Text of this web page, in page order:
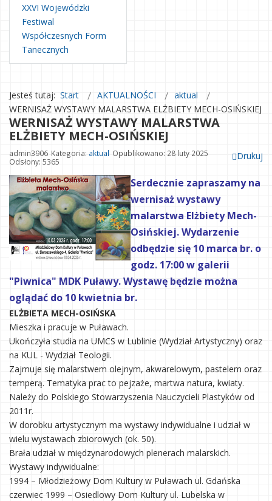
XXVI Wojewódzki
Festiwal
Współczesnych Form
Tanecznych
Jesteś tutaj: Start AKTUALNOŚCI
aktual
WERNISAŻ WYSTAWY MALARSTWA ELŻBIETY MECH-OSIŃSKIEJ
WERNISAŻ WYSTAWY MALARSTWA
ELŻBIETY MECH-OSIŃSKIEJ
Drukuj
admin3906 Kategoria: aktual Opublikowano: 28 luty 2025
Odsłony: 5365
Serdecznie zapraszamy na
wernisaż wystawy
malarstwa Elżbiety Mech-
Osińskiej. Wydarzenie
odbędzie się 10 marca br. o
godz. 17:00 w galerii
"Piwnica" MDK Puławy. Wystawę będzie można
oglądać do 10 kwietnia br.
ELŻBIETA MECH-OSIŃSKA
Mieszka i pracuje w Puławach.
Ukończyła studia na UMCS w Lublinie (Wydział Artystyczny) oraz
na KUL - Wydział Teologii.
Zajmuje się malarstwem olejnym, akwarelowym, pastelem oraz
temperą. Tematyka prac to pejzaże, martwa natura, kwiaty.
Należy do Polskiego Stowarzyszenia Nauczycieli Plastyków od
2011r.
W dorobku artystycznym ma wystawy indywidualne i udział w
wielu wystawach zbiorowych (ok. 50).
Brała udział w międzynarodowych plenerach malarskich.
Wystawy indywidualne:
1994 – Młodzieżowy Dom Kultury w Puławach ul. Gdańska
czerwiec 1999 – Osiedlowy Dom Kultury ul. Lubelska w